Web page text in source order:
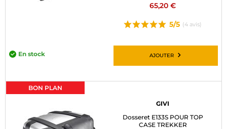
65,20 €
5/5 (4 avis)
En stock AJOUTER
BON PLAN
GIVI
Dosseret E133S POUR TOP
CASE TREKKER